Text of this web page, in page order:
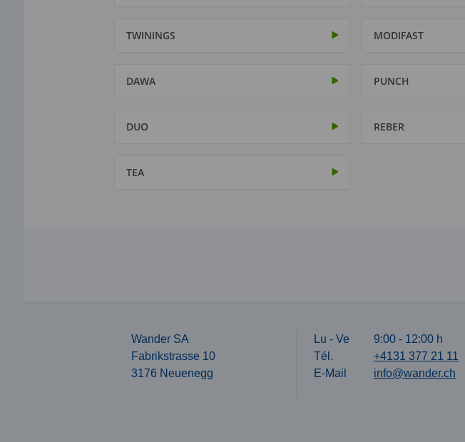
TWININGS MODIFAST
DAWA PUNCH
DUO REBER
TEA
Wander SA
Fabrikstrasse 10
3176 Neuenegg
Lu - Ve
9:00 - 12:00 h
Tél.
+4131 377 21 11
E-Mail
info@wander.ch